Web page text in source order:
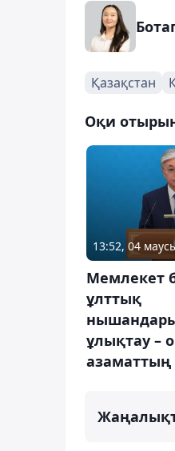
Қазақстан
Оқи
13:52, 04
Мемлекет
ұлттық
ұлықтау –
азаматтың